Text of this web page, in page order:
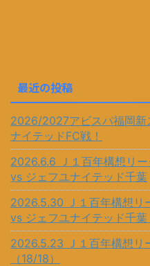
最近の投稿
2026/2027アビスパ福岡新
ナイテッドFC戦！
2026.6.6 Ｊ１百年構想リ
vs ジェフユナイテッド千葉
2026.5.30 Ｊ１百年構想リ
vs ジェフユナイテッド千葉
2026.5.23 Ｊ１百年構想リ
（18/18）